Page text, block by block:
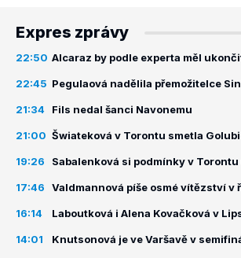
Expres zprávy
22:50 Alcaraz by podle experta měl
22:45 Pegulaová nadělila přemožitelce
21:34 Fils nedal šanci Navonemu
21:00 Šwiateková v Torontu smetla
19:26 Sabalenková si podmínky v Torontu
17:46 Valdmannová píše osmé vítězství v
16:14 Laboutková i Alena Kovačková v
14:01 Knutsonová je ve Varšavě v